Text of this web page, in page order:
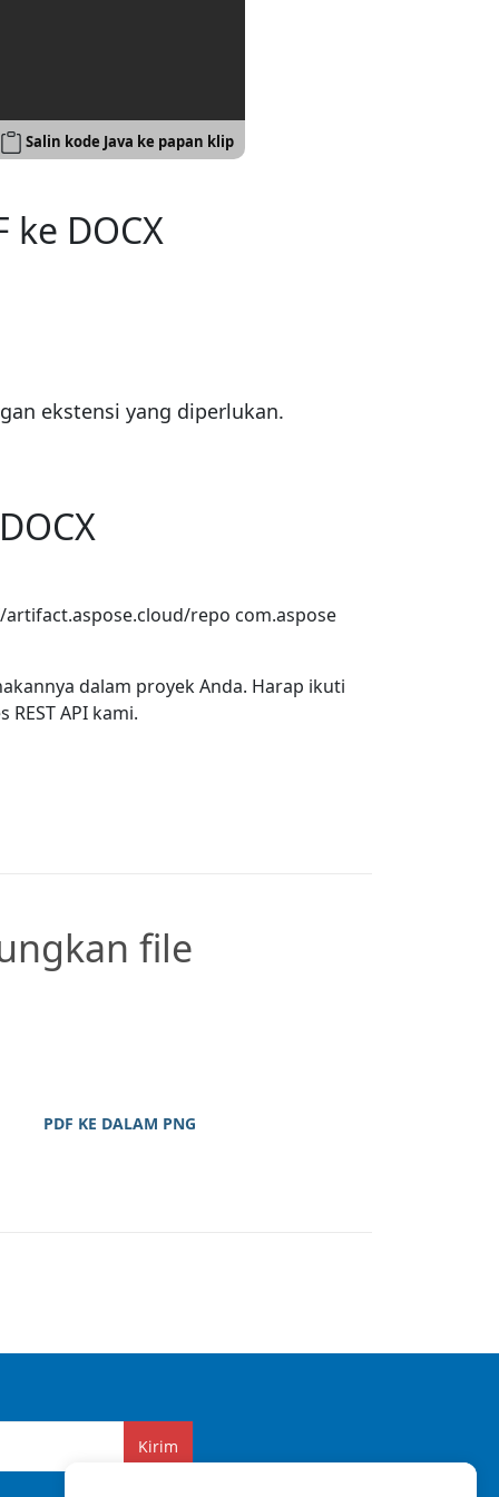
Salin kode Java ke papan klip
DOCX
ekstensi yang diperlukan.
repo com.aspose
dalam proyek Anda. Harap ikuti
API kami.
file
PDF KE DALAM PNG
Kirim